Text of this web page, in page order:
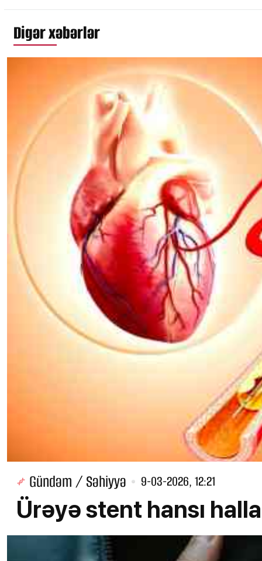
Digər xəbərlər
Gündəm / Səhiyyə 9-03-2026, 12:21
Ürəyə stent hansı